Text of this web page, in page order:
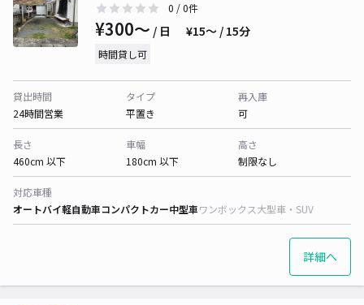
0 / 0件
¥300〜 / 日 ¥15〜 / 15分
時間貸し可
貸出時間
24時間営業
タイプ
平置き
再入庫
可
長さ
460cm 以下
車幅
180cm 以下
高さ
制限なし
対応車種
オートバイ軽自動車コンパクトカー中型車ワンボックス大型車・SUV
詳細へ